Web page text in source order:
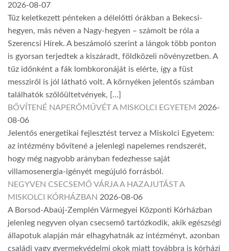
2026-08-07
Tűz keletkezett pénteken a délelőtti órákban a Bekecsi-
hegyen, más néven a Nagy-hegyen – számolt be róla a
Szerencsi Hírek. A beszámoló szerint a lángok több ponton
is gyorsan terjedtek a kiszáradt, földközeli növényzetben. A
tűz időnként a fák lombkoronáját is elérte, így a füst
messziről is jól látható volt. A környéken jelentős számban
találhatók szőlőültetvények, […]
BŐVÍTENÉ NAPERŐMŰVÉT A MISKOLCI EGYETEM 2026-
08-06
Jelentős energetikai fejlesztést tervez a Miskolci Egyetem:
az intézmény bővítené a jelenlegi napelemes rendszerét,
hogy még nagyobb arányban fedezhesse saját
villamosenergia-igényét megújuló forrásból.
NEGYVEN CSECSEMŐ VÁRJA A HAZAJUTÁST A
MISKOLCI KÓRHÁZBAN 2026-08-06
A Borsod-Abaúj-Zemplén Vármegyei Központi Kórházban
jelenleg negyven olyan csecsemő tartózkodik, akik egészségi
állapotuk alapján már elhagyhatnák az intézményt, azonban
családi vagy gyermekvédelmi okok miatt továbbra is kórházi